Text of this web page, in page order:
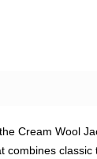
Cream Wool
combines classic